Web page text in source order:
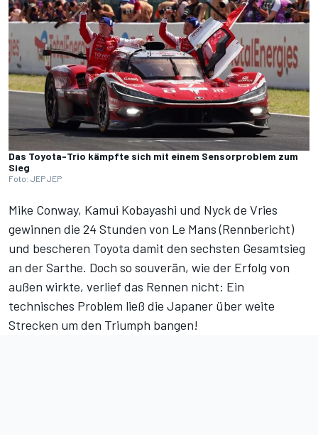
Das Toyota-Trio kämpfte sich mit einem Sensorproblem zum
Sieg
Foto: JEP JEP
Mike Conway, Kamui Kobayashi und Nyck de Vries
gewinnen die 24 Stunden von Le Mans (Rennbericht)
und bescheren Toyota damit den sechsten Gesamtsieg
an der Sarthe. Doch so souverän, wie der Erfolg von
außen wirkte, verlief das Rennen nicht: Ein
technisches Problem ließ die Japaner über weite
Strecken um den Triumph bangen!